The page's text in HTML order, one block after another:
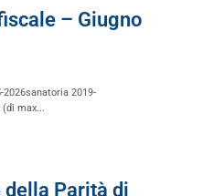
– Giugno
2026sanatoria 2019-
max...
Parità di